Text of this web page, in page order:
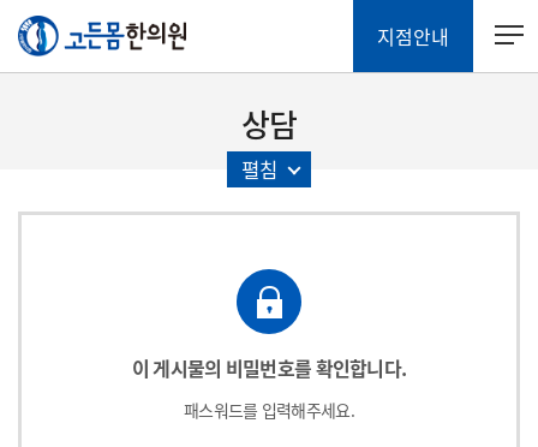
지점안내
상담
펼침
이 게시물의 비밀번호를 확인합니다.
패스워드를 입력해주세요.